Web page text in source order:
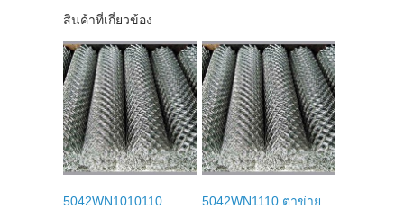
สินค้าที่เกี่ยวข้อง
5042WN1010110
5042WN1110 ตาข่าย